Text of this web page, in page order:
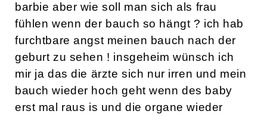
barbie aber wie soll man sich als frau
fühlen wenn der bauch so hängt ? ich hab
furchtbare angst meinen bauch nach der
geburt zu sehen ! insgeheim wünsch ich
mir ja das die ärzte sich nur irren und mein
bauch wieder hoch geht wenn des baby
erst mal raus is und die organe wieder